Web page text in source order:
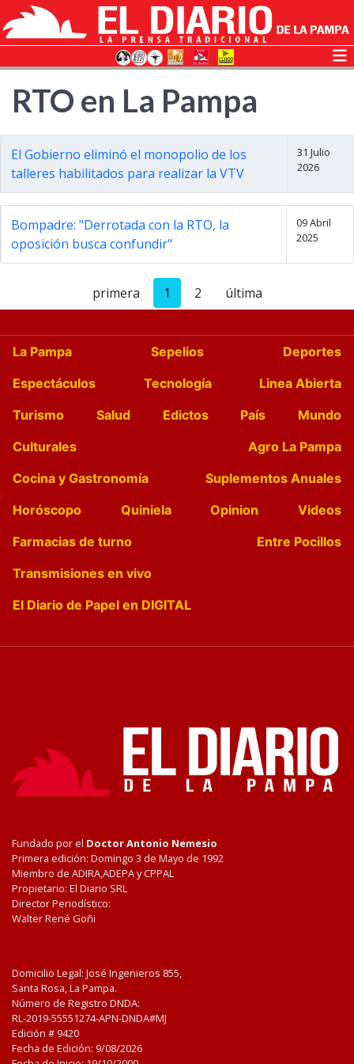
RTO en La Pampa
El Gobierno eliminó el monopolio de los
talleres habilitados para realizar la VTV
31 Julio
2026
Bompadre: "Derrotada con la RTO, la
oposición busca confundir"
09 Abril
2025
primera 1 2 última
La Pampa Sepelios
Deportes
Espectáculos
Tecnología
Linea Abierta
Turismo
Salud Edictos País
Mundo
Culturales
Agro La Pampa
Cocina y Gastronomía
Suplementos Anuales
Horóscopo
Quiniela Opinion
Videos
Farmacias de turno
Entre Pocillos
Transmisiones en vivo
El Diario de Papel en DIGITAL
Fundado por el Doctor Antonio Nemesio
Primera edición: Domingo 3 de Mayo de 1992
Miembro de ADIRA,ADEPA y CPPAL
Propietario: El Diario SRL
Director Periodístico:
Walter René Goñi
Domicilio Legal: José Ingenieros 855,
Santa Rosa, La Pampa.
Número de Registro DNDA:
RL-2019-55551274-APN-DNDA#MJ
Edición # 9420
Fecha de Edición: 9/08/2026